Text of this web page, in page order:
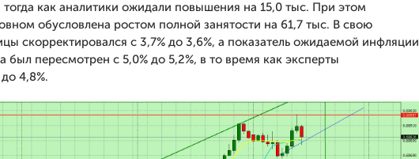
как аналитики ожидали повышения на 15,0 тыс. При этом
обусловлена ростом полной занятости на 61,7 тыс. В свою
скорректировался с 3,7% до 3,6%, а показатель ожидаемой инфляции
был пересмотрен с 5,0% до 5,2%, в то время как эксперты
4,8%.